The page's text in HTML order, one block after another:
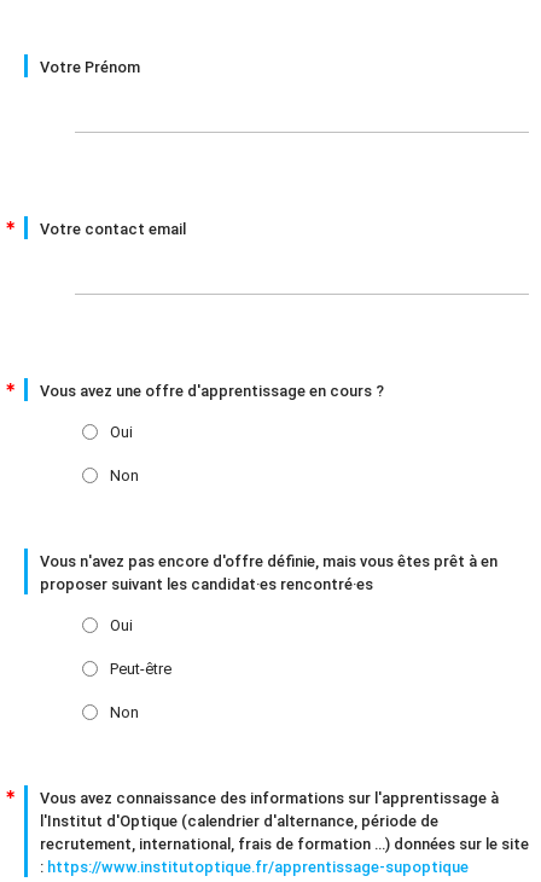
Votre Prénom
Votre contact email
Vous avez une offre d'apprentissage en cours ?
Oui
Non
Vous n'avez pas encore d'offre définie, mais vous êtes prêt à en
proposer suivant les candidat·es rencontré·es
Oui
Peut-être
Non
Vous avez connaissance des informations sur l'apprentissage à
l'Institut d'Optique (calendrier d'alternance, période de
recrutement, international, frais de formation ...) données sur le site
: https://www.institutoptique.fr/apprentissage-supoptique